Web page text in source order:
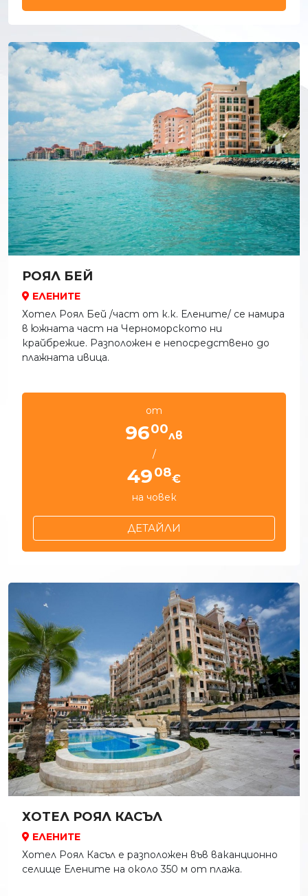
РОЯЛ БЕЙ
ЕЛЕНИТЕ
Хотел Роял Бей /част от к.к. Елените/ се намира
в южната част на Черноморското ни
крайбрежие. Разположен е непосредствено до
плажната ивица.
от
9600лв
/
4908€
на човек
ДЕТАЙЛИ
ХОТЕЛ РОЯЛ КАСЪЛ
ЕЛЕНИТЕ
Хотел Роял Касъл е разположен във ваканционно
селище Елените на около 350 м от плажа.